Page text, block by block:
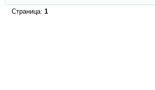
Страница: 1